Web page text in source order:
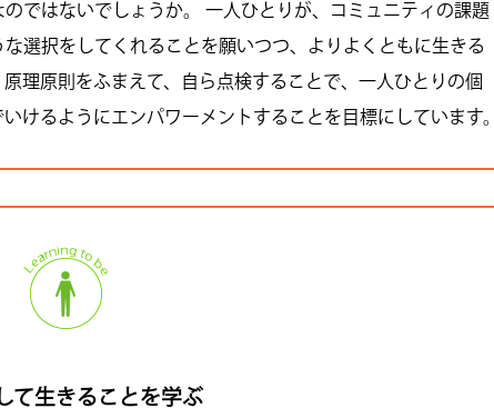
ではないでしょうか。 一人ひとりが、コミュニティの課題
選択をしてくれることを願いつつ、よりよくともに生きる
理原則をふまえて、自ら点検することで、一人ひとりの個
けるようにエンパワーメントすることを目標にしています。
て生きることを学ぶ